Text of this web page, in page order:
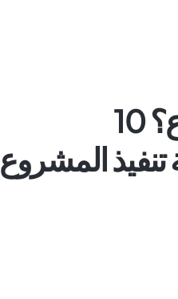
ما هو تنفيذ المشروع؟ 10
المشروع